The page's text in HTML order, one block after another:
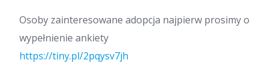
Osoby zainteresowane adopcja najpierw prosimy o
wypełnienie ankiety
https://tiny.pl/2pqysv7jh